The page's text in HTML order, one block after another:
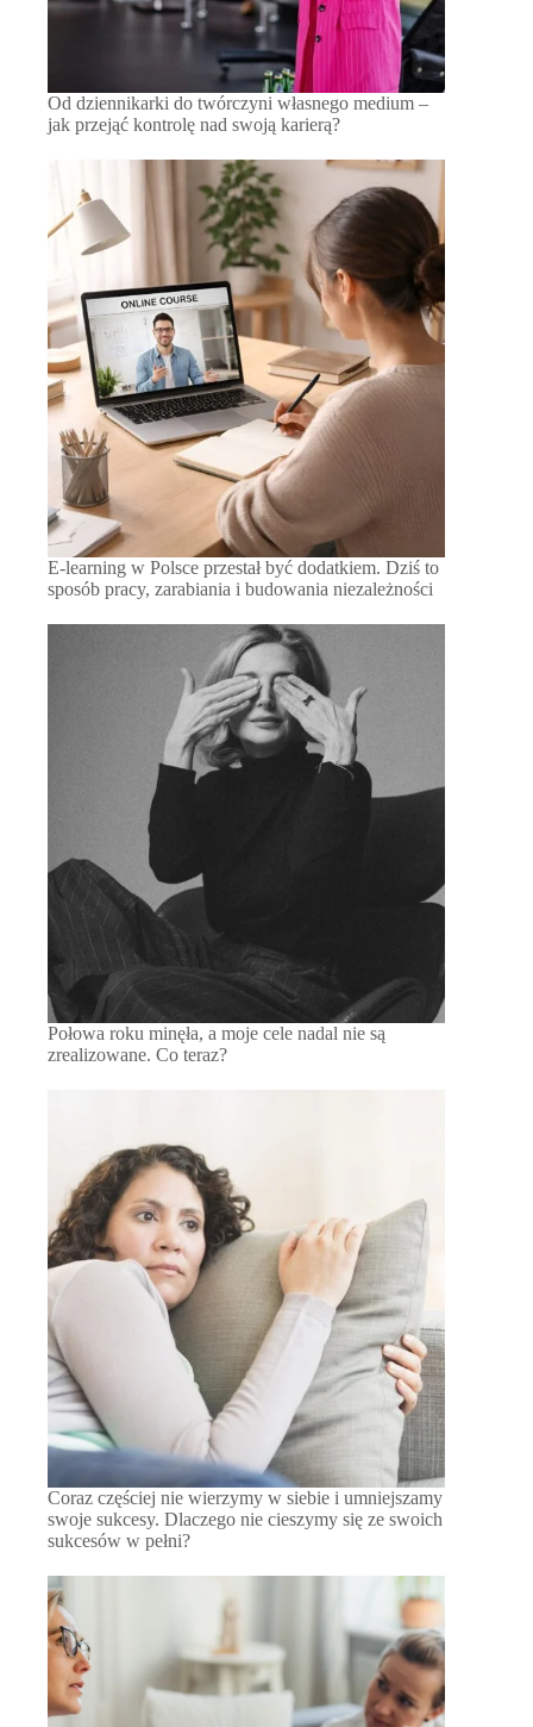
Od dziennikarki do twórczyni własnego medium –
jak przejąć kontrolę nad swoją karierą?
E-learning w Polsce przestał być dodatkiem. Dziś to
sposób pracy, zarabiania i budowania niezależności
Połowa roku minęła, a moje cele nadal nie są
zrealizowane. Co teraz?
Coraz częściej nie wierzymy w siebie i umniejszamy
swoje sukcesy. Dlaczego nie cieszymy się ze swoich
sukcesów w pełni?